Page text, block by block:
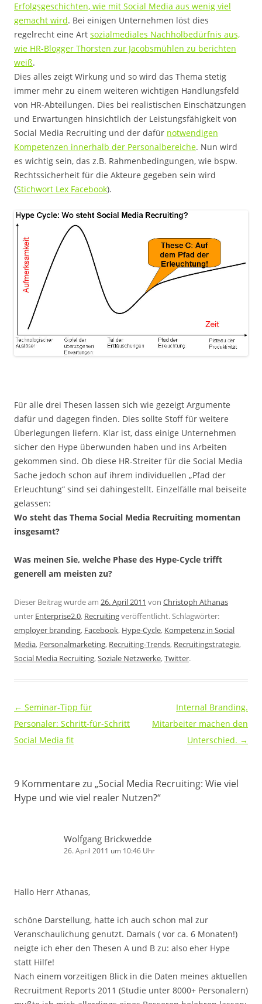
Erfolgsgeschichten, wie mit Social Media aus wenig viel
gemacht wird. Bei einigen Unternehmen löst dies
regelrecht eine Art sozialmediales Nachholbedürfnis aus,
wie HR-Blogger Thorsten zur Jacobsmühlen zu berichten
weiß.
Dies alles zeigt Wirkung und so wird das Thema stetig
immer mehr zu einem weiteren wichtigen Handlungsfeld
von HR-Abteilungen. Dies bei realistischen Einschätzungen
und Erwartungen hinsichtlich der Leistungsfähigkeit von
Social Media Recruiting und der dafür notwendigen
Kompetenzen innerhalb der Personalbereiche. Nun wird
es wichtig sein, das z.B. Rahmenbedingungen, wie bspw.
Rechtssicherheit für die Akteure gegeben sein wird
(Stichwort Lex Facebook).
Für alle drei Thesen lassen sich wie gezeigt Argumente
dafür und dagegen finden. Dies sollte Stoff für weitere
Überlegungen liefern. Klar ist, dass einige Unternehmen
sicher den Hype überwunden haben und ins Arbeiten
gekommen sind. Ob diese HR-Streiter für die Social Media
Sache jedoch schon auf ihrem individuellen „Pfad der
Erleuchtung“ sind sei dahingestellt. Einzelfälle mal beiseite
gelassen:
Wo steht das Thema Social Media Recruiting momentan
insgesamt?
Was meinen Sie, welche Phase des Hype-Cycle trifft
generell am meisten zu?
Dieser Beitrag wurde am 26. April 2011 von Christoph Athanas
unter Enterprise2.0, Recruitingveröffentlicht. Schlagwörter:
employer branding, Facebook, Hype-Cycle, Kompetenz in Social
Media, Personalmarketing, Recruiting-Trends, Recruitingstrategie,
Social Media Recruiting,Soziale Netzwerke,Twitter.
Beitragsnavigation
← Seminar-Tipp für
Personaler: Schritt-für-Schritt
Social Media fit
Internal Branding.
Mitarbeiter machen den
Unterschied. →
9 Kommentare zu „Social Media Recruiting: Wie viel
Hype und wie viel realer Nutzen?“
Wolfgang Brickwedde
26. April 2011 um 10:46 Uhr
Hallo Herr Athanas,
schöne Darstellung, hatte ich auch schon mal zur
Veranschaulichung genutzt. Damals ( vor ca. 6 Monaten!)
neigte ich eher den Thesen A und B zu: also eher Hype
statt Hilfe!
Nach einem vorzeitigen Blick in die Daten meines aktuellen
Recruitment Reports 2011 (Studie unter 8000+ Personalern)